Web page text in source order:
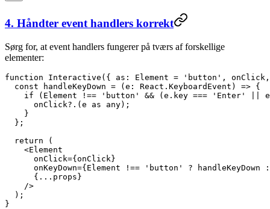
4. Håndter event handlers korrekt
Sørg for, at event handlers fungerer på tværs af forskellige
elementer:
function Interactive ({ as : Element = 'button' , onClick
  const
handleKeyDown = (e : React . KeyboardEvent ) => {
    if
(Element !== 'button' && (e.key === 'Enter'
      onClick
?.(e as any);
    }
  };
  return
(
    <
Element
      onClick
={onClick}
      onKeyDown
={Element !== 'button' ? handleKeyDown
:
      {
... props}
    />
  );
}